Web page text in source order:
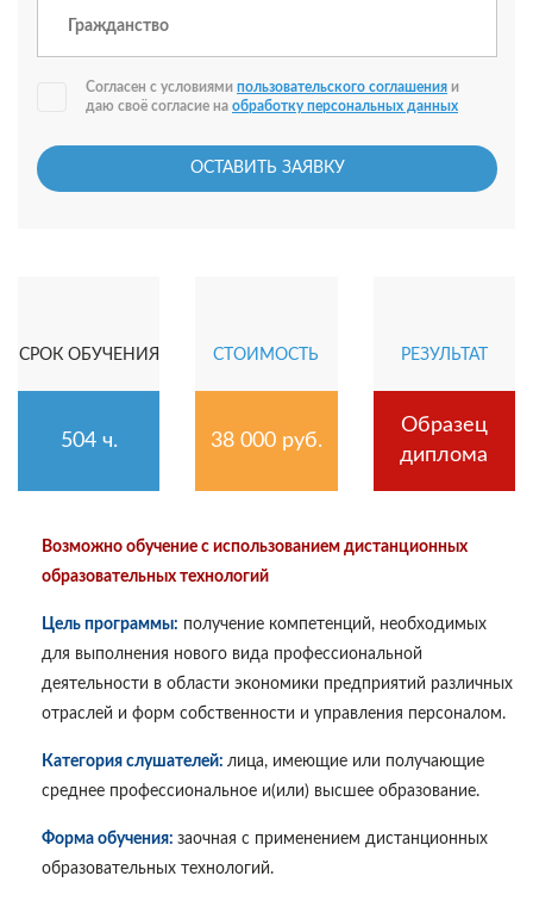
Согласен с условиями пользовательского соглашения и
даю своё согласие на обработку персональных данных
ОСТАВИТЬ ЗАЯВКУ
СРОК ОБУЧЕНИЯ
504 ч.
СТОИМОСТЬ
38 000 руб.
РЕЗУЛЬТАТ
Образец
диплома
Возможно обучение с использованием дистанционных
образовательных технологий
Цель программы: получение компетенций, необходимых
для выполнения нового вида профессиональной
деятельности в области экономики предприятий различных
отраслей и форм собственности и управления персоналом.
Категория слушателей: лица, имеющие или получающие
среднее профессиональное и(или) высшее образование.
Форма обучения: заочная с применением дистанционных
образовательных технологий.